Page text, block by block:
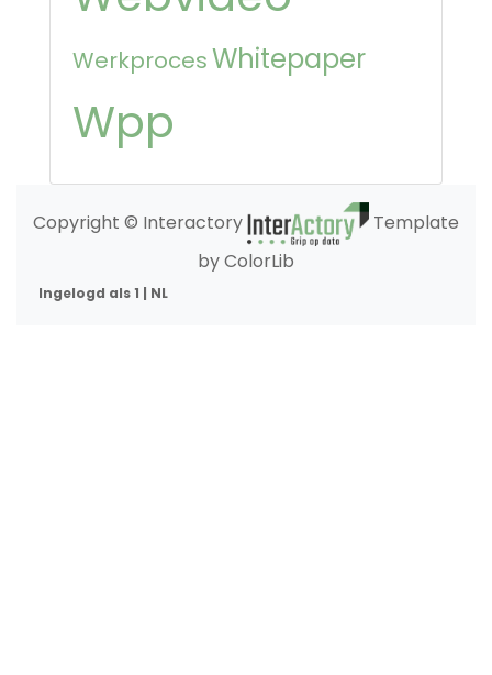
WerkprocesWhitepaper
Wpp
Copyright © Interactory
Template
by ColorLib
Ingelogd als 1 | NL